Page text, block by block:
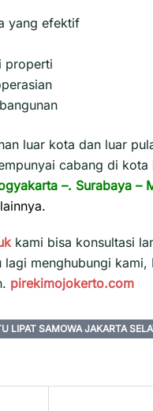
yang efektif
properti
luar kota dan luar
cabang di
–. Surabaya –
kami bisa konsultasi
menghubungi kami,
pirekimojokerto.com
LIPAT SAMOWA JAKARTA